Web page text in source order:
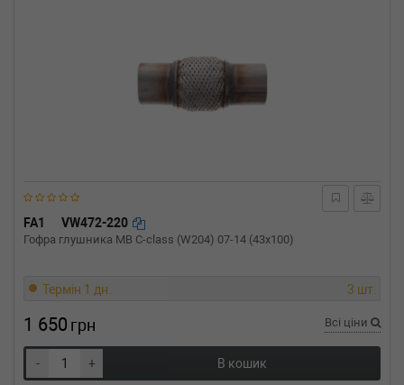
FA1 VW472-220
Гофра глушника MB C-class (W204) 07-14 (43x100)
Термін 1 дн. 3 шт.
1 650 грн Всі ціни
- + В кошик